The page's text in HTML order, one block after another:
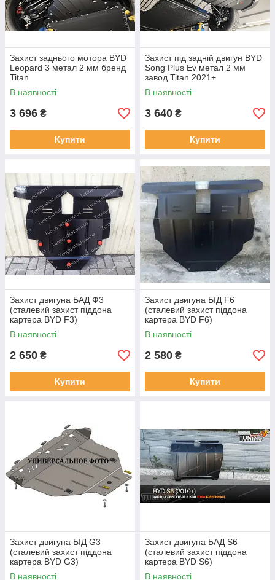
Захист заднього мотора BYD
Leopard 3 метал 2 мм бренд
Titan
В наявності
3 696 ₴
Купити
Захист під задній двигун BYD
Song Plus Ev метал 2 мм
завод Titan 2021+
В наявності
3 640 ₴
Купити
Захист двигуна БАД Ф3
(сталевий захист піддона
картера BYD F3)
В наявності
2 650 ₴
Купити
Захист двигуна БІД F6
(сталевий захист піддона
картера BYD F6)
В наявності
2 580 ₴
Купити
Захист двигуна БІД G3
(сталевий захист піддона
картера BYD G3)
В наявності
Захист двигуна БАД S6
(сталевий захист піддона
картера BYD S6)
В наявності